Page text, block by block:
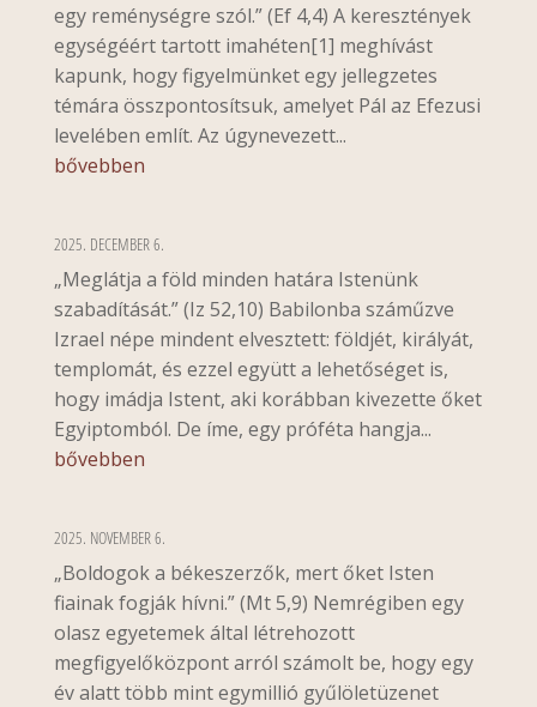
egy reménységre szól.” (Ef 4,4) A keresztények
egységéért tartott imahéten[1] meghívást
kapunk, hogy figyelmünket egy jellegzetes
témára összpontosítsuk, amelyet Pál az Efezusi
levelében említ. Az úgynevezett...
bővebben
2025. DECEMBER 6.
„Meglátja a föld minden határa Istenünk
szabadítását.” (Iz 52,10) Babilonba száműzve
Izrael népe mindent elvesztett: földjét, királyát,
templomát, és ezzel együtt a lehetőséget is,
hogy imádja Istent, aki korábban kivezette őket
Egyiptomból. De íme, egy próféta hangja...
bővebben
2025. NOVEMBER 6.
„Boldogok a békeszerzők, mert őket Isten
fiainak fogják hívni.” (Mt 5,9) Nemrégiben egy
olasz egyetemek által létrehozott
megfigyelőközpont arról számolt be, hogy egy
év alatt több mint egymillió gyűlöletüzenet